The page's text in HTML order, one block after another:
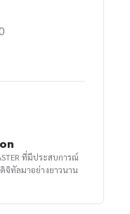
ะสบการณ์
จิทัลมาอย่างยาวนาน